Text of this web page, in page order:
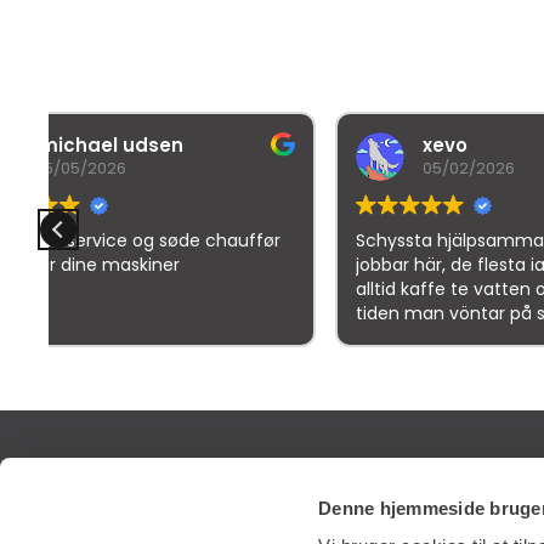
Denne hjemmeside
Schyssta hjälpsamma människor
jobbar här, de flesta iallafall. Man får
alltid kaffe te vatten o dricka under
tiden man vöntar på sin tur. 5/5